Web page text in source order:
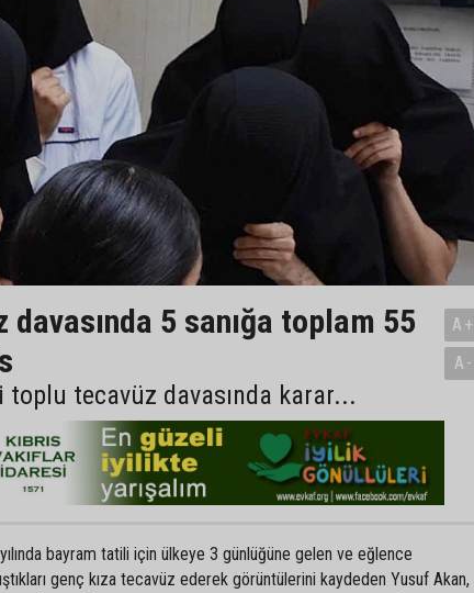
davasında 5 sanığa toplam 55
toplu tecavüz davasında karar...
A+
A-
bayram tatili için ülkeye 3 günlüğüne gelen ve eğlence
genç kıza tecavüz ederek görüntülerini kaydeden Yusuf Akan,